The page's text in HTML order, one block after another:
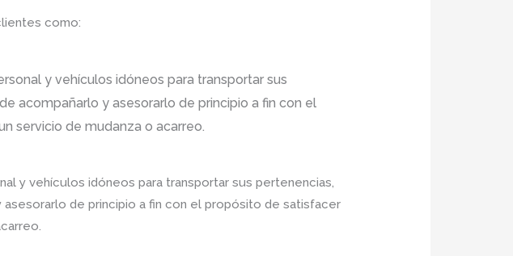
como:
y vehículos idóneos para transportar sus
acompañarlo y asesorarlo de principio a fin con el
servicio de mudanza o acarreo.
y vehículos idóneos para transportar sus pertenencias,
de principio a fin con el propósito de satisfacer